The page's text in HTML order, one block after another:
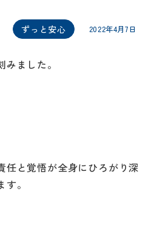
ずっと安心 2022年4月7日
ました。
任と覚悟が全身にひろがり深
。